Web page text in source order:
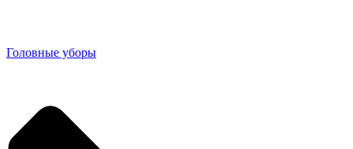
Головные уборы